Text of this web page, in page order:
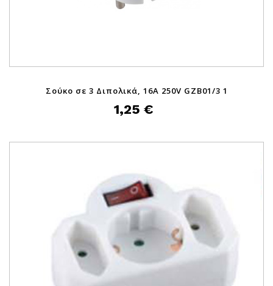
Σούκο σε 3 Διπολικά, 16A 250V GZB01/3 1
1,25 €